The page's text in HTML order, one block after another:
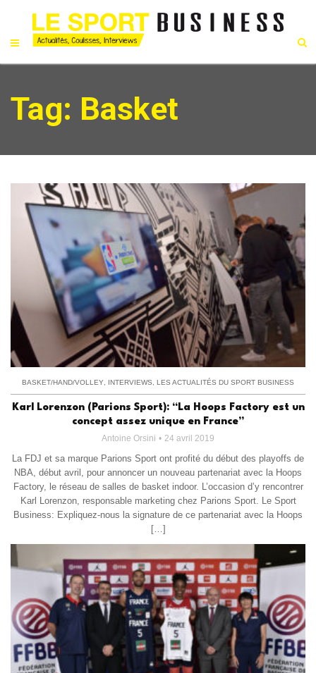
Tag: Basket
BASKET/HAND/VOLLEY, INTERVIEWS, LES ACTUALITÉS DU SPORT BUSINESS
Karl Lorenzon (Parions Sport): “La Hoops Factory est un
concept assez unique en France”
Antoine Orsini 24 avril 2019
La FDJ et sa marque Parions Sport ont profité du début des playoffs de
NBA, début avril, pour annoncer un nouveau partenariat avec la Hoops
Factory, le réseau de salles de basket indoor. L’occasion d’y rencontrer
Karl Lorenzon, responsable marketing chez Parions Sport. Le Sport
Business: Expliquez-nous la signature de ce partenariat avec la Hoops
[…]